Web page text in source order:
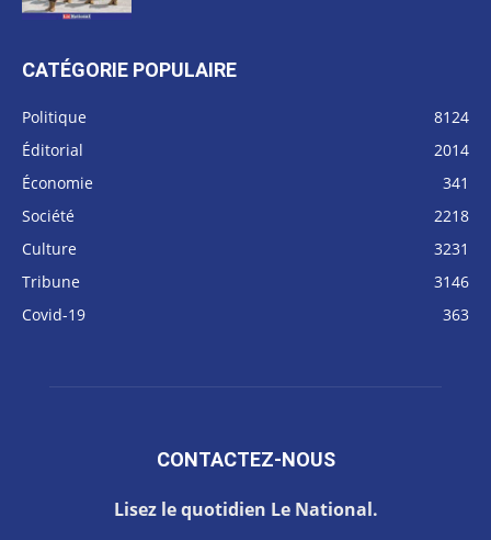
CATÉGORIE POPULAIRE
Politique
8124
Éditorial
2014
Économie
341
Société
2218
Culture
3231
Tribune
3146
Covid-19
363
CONTACTEZ-NOUS
Lisez le quotidien Le National.